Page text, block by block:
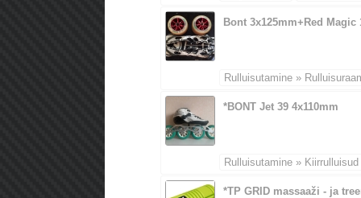
Rulluisutamine »
Bont 3x125mm+Red Magic
Rulluisutamine » Kiirrulluisud
*BONT Jet 39 4x110mm
*TP GRID massaaži - ja